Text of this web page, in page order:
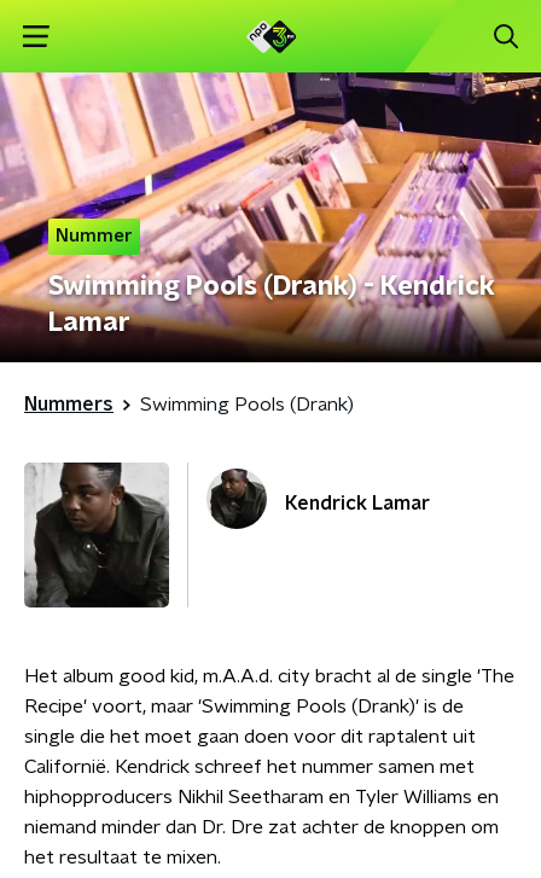
Nummer
Swimming Pools (Drank) - Kendrick
Lamar
Nummers Swimming Pools (Drank)
Kendrick Lamar
Het album good kid, m.A.A.d. city bracht al de single 'The
Recipe' voort, maar 'Swimming Pools (Drank)' is de
single die het moet gaan doen voor dit raptalent uit
Californië. Kendrick schreef het nummer samen met
hiphopproducers Nikhil Seetharam en Tyler Williams en
niemand minder dan Dr. Dre zat achter de knoppen om
het resultaat te mixen.